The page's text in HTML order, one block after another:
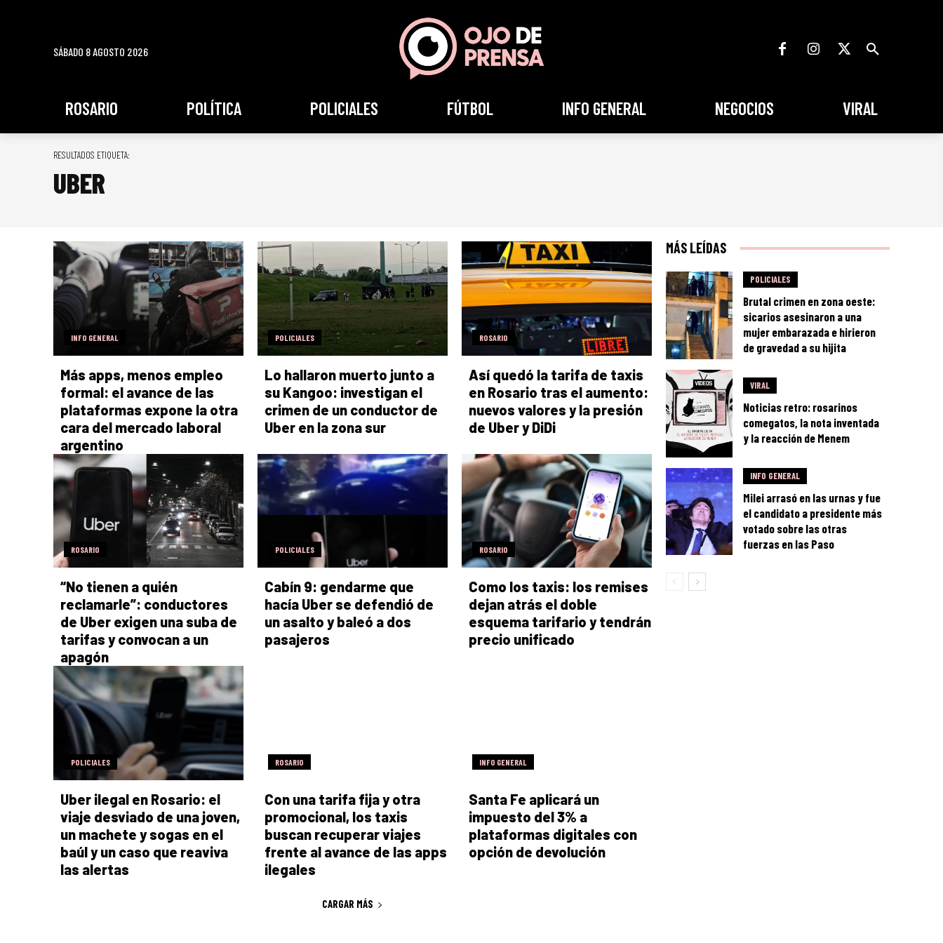
SÁBADO 8 AGOSTO 2026
ROSARIO POLÍTICA POLICIALES FÚTBOL INFO GENERAL NEGOCIOS VIRAL
RESULTADOS ETIQUETA:
UBER
INFO GENERAL
Más apps, menos empleo
formal: el avance de las
plataformas expone la otra
cara del mercado laboral
argentino
POLICIALES
Lo hallaron muerto junto a
su Kangoo: investigan el
crimen de un conductor de
Uber en la zona sur
ROSARIO
Así quedó la tarifa de taxis
en Rosario tras el aumento:
nuevos valores y la presión
de Uber y DiDi
ROSARIO
“No tienen a quién
reclamarle”: conductores
de Uber exigen una suba de
tarifas y convocan a un
apagón
POLICIALES
Cabín 9: gendarme que
hacía Uber se defendió de
un asalto y baleó a dos
pasajeros
ROSARIO
Como los taxis: los remises
dejan atrás el doble
esquema tarifario y tendrán
precio unificado
POLICIALES
Uber ilegal en Rosario: el
viaje desviado de una joven,
un machete y sogas en el
baúl y un caso que reaviva
las alertas
ROSARIO
Con una tarifa fija y otra
promocional, los taxis
buscan recuperar viajes
frente al avance de las apps
ilegales
INFO GENERAL
Santa Fe aplicará un
impuesto del 3% a
plataformas digitales con
opción de devolución
CARGAR MÁS
MÁS LEÍDAS
POLICIALES
Brutal crimen en zona oeste:
sicarios asesinaron a una
mujer embarazada e hirieron
de gravedad a su hijita
VIRAL
Noticias retro: rosarinos
comegatos, la nota inventada
y la reacción de Menem
INFO GENERAL
Milei arrasó en las urnas y fue
el candidato a presidente más
votado sobre las otras
fuerzas en las Paso